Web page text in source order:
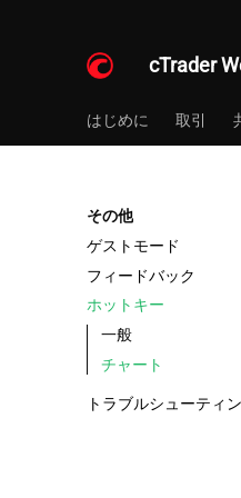
cTrader
はじめに 取引
その他
ゲストモード
フィードバック
ホットキー
一般
チャート
トラブルシューティ